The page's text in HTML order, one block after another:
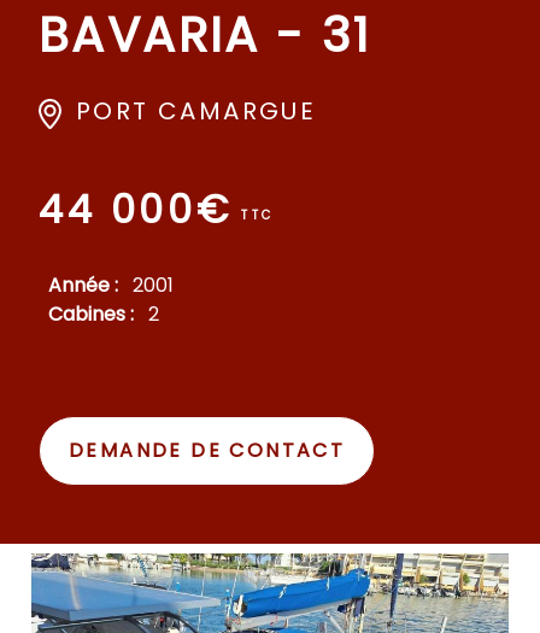
BAVARIA - 31
PORT CAMARGUE
44 000€ TTC
Année : 2001
Cabines : 2
DEMANDE DE CONTACT